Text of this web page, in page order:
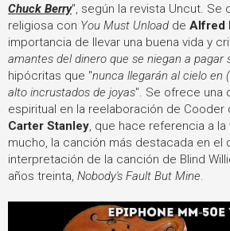
Chuck Berry", según la revista Uncut. Se
religiosa con You Must Unload de Alfred
importancia de llevar una buena vida y
amantes del dinero que se niegan a pagar
hipócritas que "nunca llegarán al cielo en
alto incrustados de joyas". Se ofrece una
espiritual en la reelaboración de Cooder
Carter Stanley , que hace referencia a
mucho, la canción más destacada en el
interpretación de la canción de Blind
años treinta, Nobody's Fault But Mine